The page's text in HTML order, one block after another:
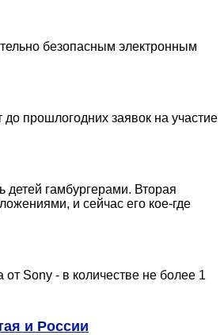
безопасным электронным
прошлогодних заявок на участие
гамбургерами. Вторая
и сейчас его кое-где
Sony - в количестве не более 1
и России